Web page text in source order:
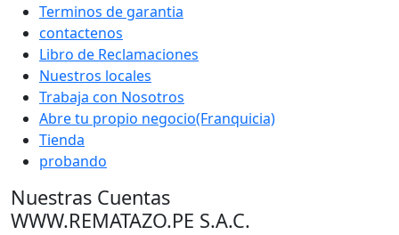
Terminos de garantia
contactenos
Libro de Reclamaciones
Nuestros locales
Trabaja con Nosotros
Abre tu propio negocio(Franquicia)
Tienda
probando
Nuestras Cuentas
WWW.REMATAZO.PE S.A.C.